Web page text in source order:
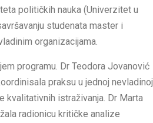
političkih nauka (Univerzitet u
studenata master i
organizacijama.
programu. Dr Teodora Jovanović
praksu u jednoj nevladinoj
kvalitativnih istraživanja. Dr Marta
radionicu kritičke analize